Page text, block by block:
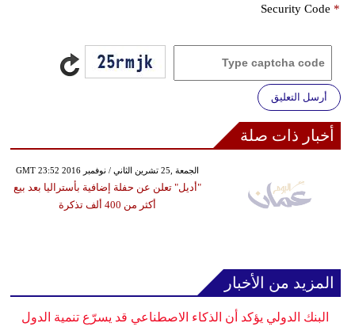
Security Code *
أرسل التعليق
أخبار ذات صلة
GMT 23:52 2016 الجمعة ,25 تشرين الثاني / نوفمبر
"أديل" تعلن عن حفلة إضافية بأستراليا بعد بيع
أكثر من 400 ألف تذكرة
المزيد من الأخبار
البنك الدولي يؤكد أن الذكاء الاصطناعي قد يسرّع تنمية الدول